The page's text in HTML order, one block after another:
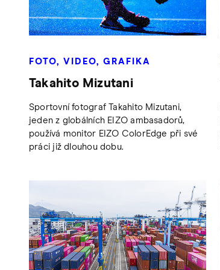
FOTO, VIDEO, GRAFIKA
Takahito Mizutani
Sportovní fotograf Takahito Mizutani,
jeden z globálních EIZO ambasadorů,
používá monitor EIZO ColorEdge při své
práci již dlouhou dobu.